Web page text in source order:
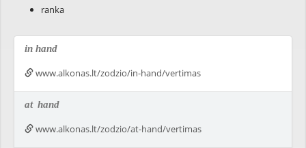
ranka
in hand
www.alkonas.lt/zodzio/in-hand/vertimas
at hand
www.alkonas.lt/zodzio/at-hand/vertimas